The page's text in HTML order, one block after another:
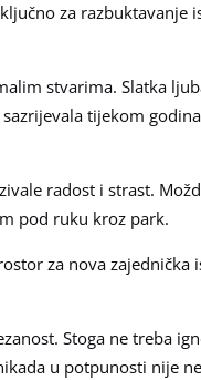
za razbuktavanje
stvarima. Slatka
tijekom
radost i strast.
pod ruku kroz park.
za nova zajednička
Stoga ne treba
u potpunosti nije